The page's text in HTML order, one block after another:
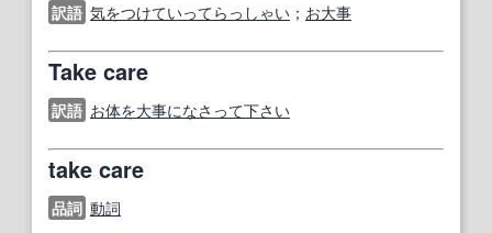
訳語 気をつけていってらっしゃい ； お大事
Take care
訳語 お体を大事になさって下さい
take care
品詞 動詞